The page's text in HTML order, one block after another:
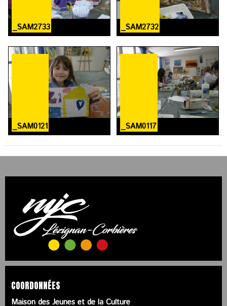
_SAM2733 _SAM2732
_SAM0121 _SAM0117
COORDONNÉES
Maison des Jeunes et de la Culture